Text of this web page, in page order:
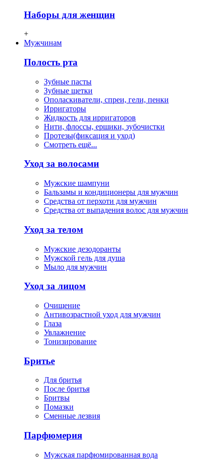
Наборы для женщин
+
Мужчинам
Полость рта
Зубные пасты
Зубные щетки
Ополаскиватели, спреи, гели, пенки
Ирригаторы
Жидкость для ирригаторов
Нити, флосcы, ершики, зубочистки
Протезы(фиксация и уход)
Смотреть ещё...
Уход за волосами
Мужские шампуни
Бальзамы и кондиционеры для мужчин
Средства от перхоти для мужчин
Средства от выпадения волос для мужчин
Уход за телом
Мужские дезодоранты
Мужской гель для душа
Мыло для мужчин
Уход за лицом
Очищение
Антивозрастной уход для мужчин
Глаза
Увлажнение
Тонизирование
Бритье
Для бритья
После бритья
Бритвы
Помазки
Сменные лезвия
Парфюмерия
Мужская парфюмированная вода